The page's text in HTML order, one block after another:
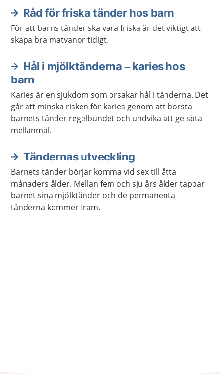
Råd för friska tänder hos barn
För att barns tänder ska vara friska är det viktigt att
skapa bra matvanor tidigt.
Hål i mjölktänderna – karies hos
barn
Karies är en sjukdom som orsakar hål i tänderna. Det
går att minska risken för karies genom att borsta
barnets tänder regelbundet och undvika att ge söta
mellanmål.
Tändernas utveckling
Barnets tänder börjar komma vid sex till åtta
månaders ålder. Mellan fem och sju års ålder tappar
barnet sina mjölktänder och de permanenta
tänderna kommer fram.